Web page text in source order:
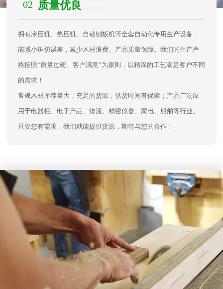
02 质量优良
拥有冷压机、热压机、自动刨板机等全套自动化专用生产设备，
能减小锯切误差，减少木材浪费、产品质量保障。我们的生产严
格按照“质量过硬、客户满意”为原则，以精深的工艺满足客户不同
的需求！
常规木材库存量大，充足的货源，供货时间有保障；产品广泛应
用于电器柜、电子产品、物流、精密仪器、家电、船舶等行业。
只要您有需求，我们就能提供货源，期待与您的合作！